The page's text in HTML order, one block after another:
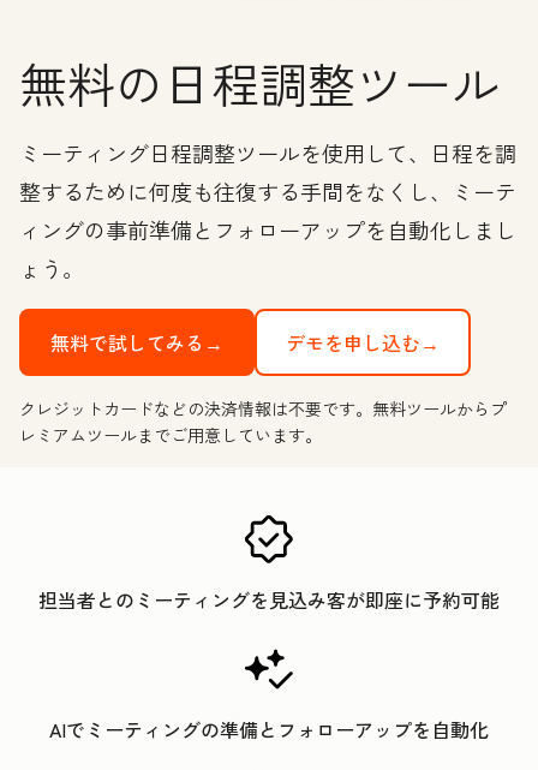
無料の日程調整ツール
ミーティング日程調整ツールを使用して、日程を調
整するために何度も往復する手間をなくし、ミーテ
ィングの事前準備とフォローアップを自動化しまし
ょう。
無料で試してみる→ デモを申し込む→
クレジットカードなどの決済情報は不要です。無料ツールからプ
レミアムツールまでご用意しています。
担当者とのミーティングを見込み客が即座に予約可能
AIでミーティングの準備とフォローアップを自動化